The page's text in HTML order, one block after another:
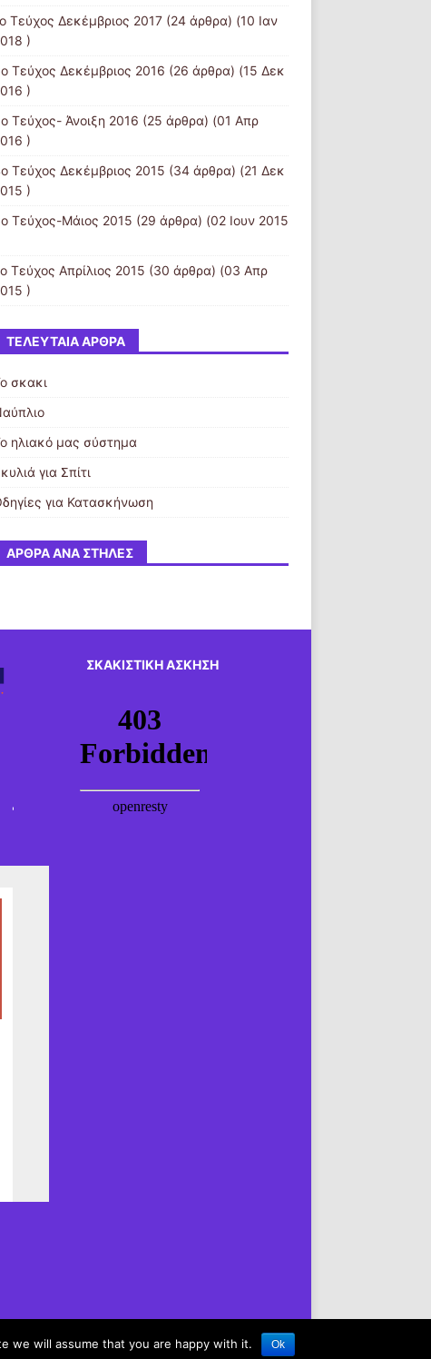
Τεύχος Δεκέμβριος 2017(24 άρθρα) (10 Ιαν
)
Τεύχος Δεκέμβριος 2016 (26 άρθρα) (15 Δεκ
)
Τεύχος- Άνοιξη 2016 (25 άρθρα) (01 Απρ
)
Τεύχος Δεκέμβριος 2015 (34 άρθρα) (21 Δεκ
)
Τεύχος-Μάιος 2015 (29 άρθρα) (02 Ιουν 2015
Τεύχος Απρίλιος 2015 (30 άρθρα) (03 Απρ
)
ΤΕΛΕΥΤΑΊΑ ΆΡΘΡΑ
σκακι
ηλιακό μας σύστημα
για Σπίτι
για Κατασκήνωση
ΆΡΘΡΑ ΑΝΆ ΣΤΉΛΕΣ
'
ΣΚΑΚΙΣΤΙΚΉ ΆΣΚΗΣΗ
we will assume that you are happy with it. Ok